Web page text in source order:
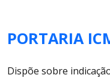
PORTARIA
Dispõe sobre